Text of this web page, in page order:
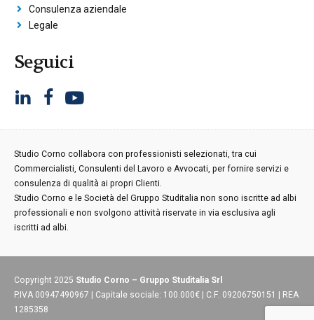
Consulenza aziendale
Legale
Seguici
Studio Corno collabora con professionisti selezionati, tra cui
Commercialisti, Consulenti del Lavoro e Avvocati, per fornire servizi e
consulenza di qualità ai propri Clienti.
Studio Corno e le Società del Gruppo Studitalia non sono iscritte ad albi
professionali e non svolgono attività riservate in via esclusiva agli
iscritti ad albi.
Copyright 2025 Studio Corno – Gruppo Studitalia Srl
P.IVA 00947490967 | Capitale sociale: 100.000€ | C.F. 09206750151 | REA
1285358